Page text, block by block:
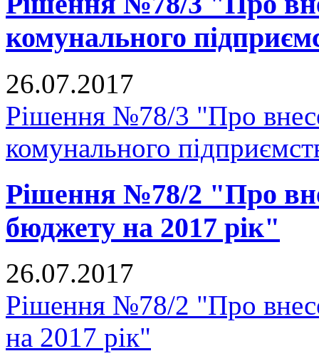
комунального
26.07.2017
Рішення №78/3 "Про
комунального
Рішення №78/2 "Про
бюджету на 2017 рік"
26.07.2017
Рішення №78/2 "Про
на 2017 рік"